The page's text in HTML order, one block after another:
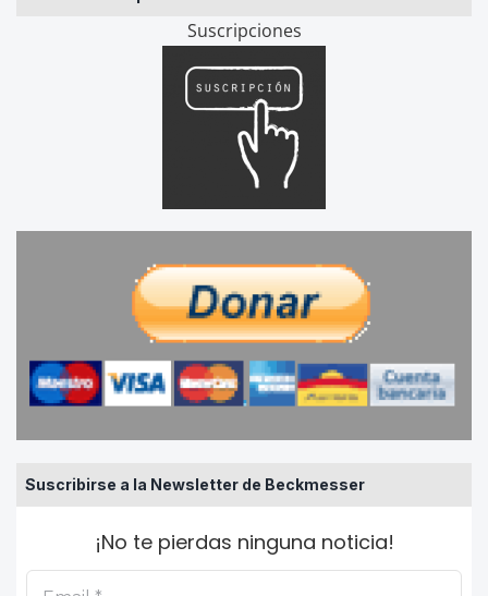
Suscripciones
Suscribirse a la Newsletter de Beckmesser
¡No te pierdas ninguna noticia!